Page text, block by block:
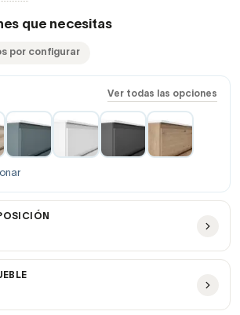
que necesitas
por configurar
Ver todas las opciones